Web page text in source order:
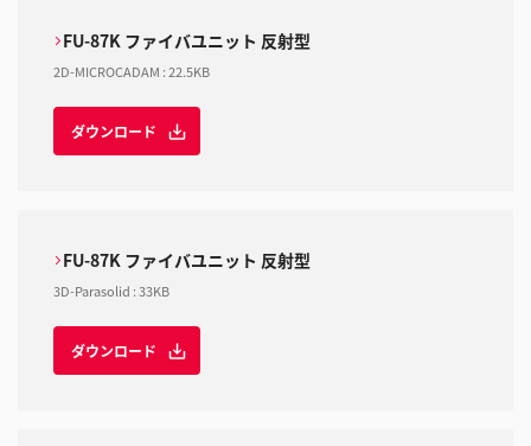
FU-87K ファイバユニット 反射型
2D-MICROCADAM :22.5KB
ダウンロード
FU-87K ファイバユニット 反射型
3D-Parasolid :33KB
ダウンロード